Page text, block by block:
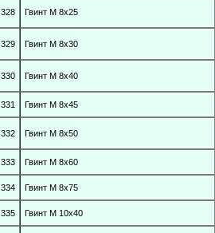
328 Гвинт М 8х25
329 Гвинт М 8х30
330 Гвинт М 8х40
331 Гвинт М 8х45
332 Гвинт М 8х50
333 Гвинт М 8х60
334 Гвинт М 8х75
335 Гвинт М 10х40